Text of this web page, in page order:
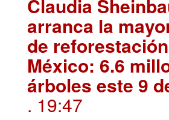
Claudia
arranca la
de
México: 6.6
árboles este 9
. 19:47